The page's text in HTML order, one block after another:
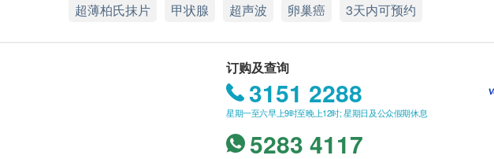
超薄柏氏抹片
甲状腺 超声波 卵巢癌 3天内可预约
订购及查询
3151 2288
星期一至六早上9时至晚上12时; 星期日及公众假期休息
5283 4117